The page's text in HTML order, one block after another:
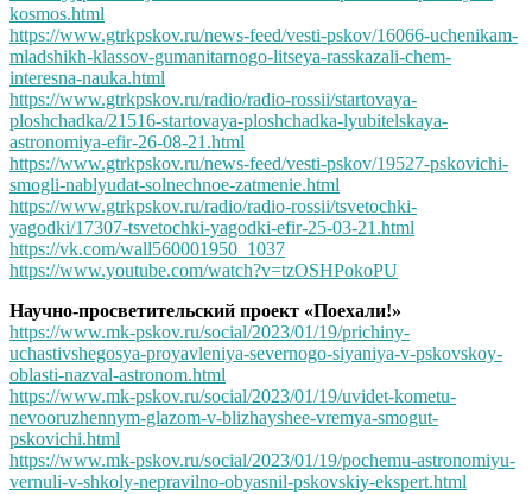
kosmos.html
https://www.gtrkpskov.ru/news-feed/vesti-pskov/16066-uchenikam-
mladshikh-klassov-gumanitarnogo-litseya-rasskazali-chem-
interesna-nauka.html
https://www.gtrkpskov.ru/radio/radio-rossii/startovaya-
ploshchadka/21516-startovaya-ploshchadka-lyubitelskaya-
astronomiya-efir-26-08-21.html
https://www.gtrkpskov.ru/news-feed/vesti-pskov/19527-pskovichi-
smogli-nablyudat-solnechnoe-zatmenie.html
https://www.gtrkpskov.ru/radio/radio-rossii/tsvetochki-
yagodki/17307-tsvetochki-yagodki-efir-25-03-21.html
https://vk.com/wall560001950_1037
https://www.youtube.com/watch?v=tzOSHPokoPU
Научно-просветительский проект «Поехали!»
https://www.mk-pskov.ru/social/2023/01/19/prichiny-
uchastivshegosya-proyavleniya-severnogo-siyaniya-v-pskovskoy-
oblasti-nazval-astronom.html
https://www.mk-pskov.ru/social/2023/01/19/uvidet-kometu-
nevooruzhennym-glazom-v-blizhayshee-vremya-smogut-
pskovichi.html
https://www.mk-pskov.ru/social/2023/01/19/pochemu-astronomiyu-
vernuli-v-shkoly-nepravilno-obyasnil-pskovskiy-ekspert.html